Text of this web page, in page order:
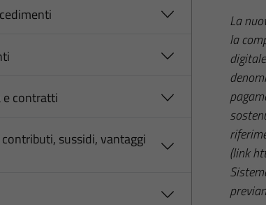
e contratti
sussidi, vantaggi
La
la
(link